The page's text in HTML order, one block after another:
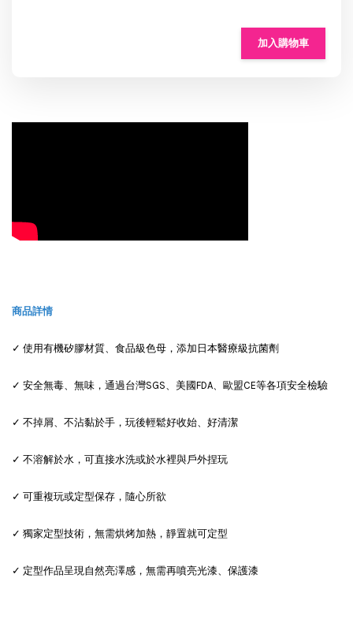
加入購物車
商品詳情
✓ 使用有機矽膠材質、食品級色母，添加日本醫療級抗菌劑
✓ 安全無毒、無味，通過台灣SGS、美國FDA、歐盟CE等各項安全檢驗
✓ 不掉屑、不沾黏於手，玩後輕鬆好收始、好清潔
✓ 不溶解於水，可直接水洗或於水裡與戶外捏玩
✓ 可重複玩或定型保存，隨心所欲
✓ 獨家定型技術，無需烘烤加熱，靜置就可定型
✓ 定型作品呈現自然亮澤感，無需再噴亮光漆、保護漆